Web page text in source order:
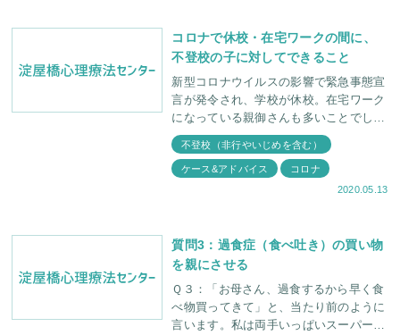
コロナで休校・在宅ワークの間に、
不登校の子に対してできること
新型コロナウイルスの影響で緊急事態宣
言が発令され、学校が休校。在宅ワーク
になっている親御さんも多いことでしょ
う。大変な状況ですが、前向きに考えよ
うと努めておられる親御さんも沢山いら
っしゃることだと思い
不登校（非行やいじめを含む）
ケース&アドバイス
コロナ
2020.05.13
質問3：過食症（食べ吐き）の買い物
を親にさせる
Ｑ３：「お母さん、過食するから早く食
べ物買ってきて」と、当たり前のように
言います。私は両手いっぱいスーパーの